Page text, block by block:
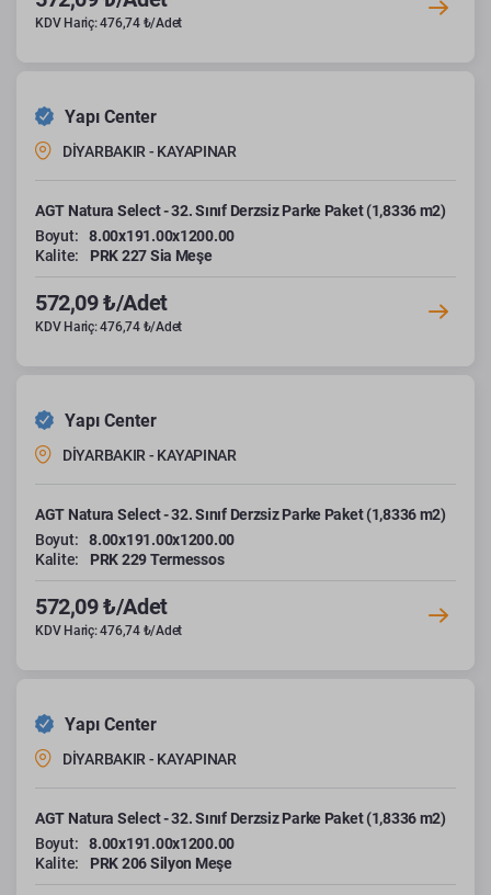
KDV Hariç: 476,74 ₺/Adet
Yapı Center
DİYARBAKIR - KAYAPINAR
AGT Natura Select - 32. Sınıf Derzsiz Parke Paket (1,8336 m2)
Boyut:
8.00x191.00x1200.00
Kalite:
PRK 227 Sia Meşe
572,09 ₺/Adet
KDV Hariç: 476,74 ₺/Adet
Yapı Center
DİYARBAKIR - KAYAPINAR
AGT Natura Select - 32. Sınıf Derzsiz Parke Paket (1,8336 m2)
Boyut:
8.00x191.00x1200.00
Kalite:
PRK 229 Termessos
572,09 ₺/Adet
KDV Hariç: 476,74 ₺/Adet
Yapı Center
DİYARBAKIR - KAYAPINAR
AGT Natura Select - 32. Sınıf Derzsiz Parke Paket (1,8336 m2)
Boyut:
8.00x191.00x1200.00
Kalite:
PRK 206 Silyon Meşe